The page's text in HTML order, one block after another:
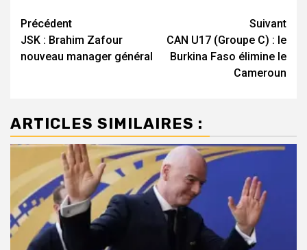
Navigation
d’article
Précédent
JSK : Brahim Zafour
nouveau manager général
Suivant
CAN U17 (Groupe C) : le
Burkina Faso élimine le
Cameroun
ARTICLES SIMILAIRES :